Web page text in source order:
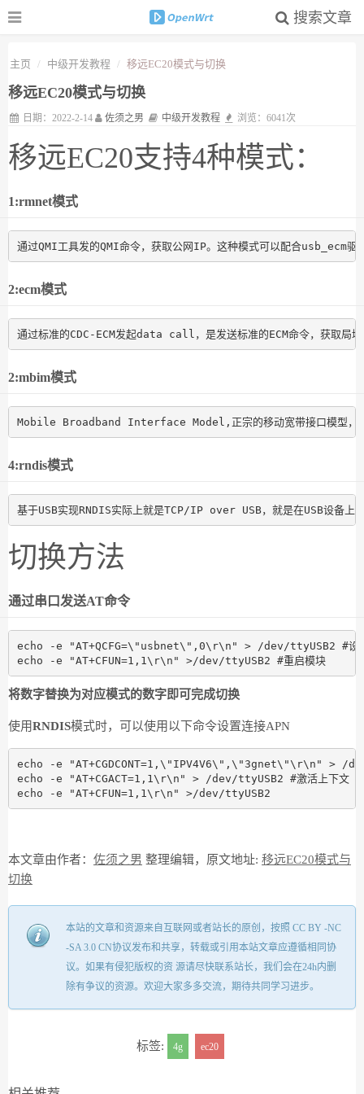
搜索文章
主页 中级开发教程 移远EC20模式与切换
移远EC20模式与切换
日期：2022-2-14 佐须之男 中级开发教程 浏览：6041次
移远EC20支持4种模式：
1:rmnet模式
通过QMI工具发的QMI命令，获取公网IP。这种模式可以配合usb_ecm
2:ecm模式
通过标准的CDC-ECM发起data call，是发送标准的ECM命令，获取
2:mbim模式
Mobile Broadband Interface Model,正宗的移动宽带接口模型，专
4:rndis模式
基于USB实现RNDIS实际上就是TCP/IP over USB，就是在USB设备
切换方法
通过串口发送AT命令
echo -e "AT+QCFG=\"usbnet\",0\r\n" > /dev/ttyUSB2 #设
echo -e "AT+CFUN=1,1\r\n" >/dev/ttyUSB2 #重启模块
将数字替换为对应模式的数字即可完成切换
使用RNDIS模式时，可以使用以下命令设置连接APN
echo -e "AT+CGDCONT=1,\"IPV4V6\",\"3gnet\"\r\n" > /
echo -e "AT+CGACT=1,1\r\n" > /dev/ttyUSB2 #激活上下文
echo -e "AT+CFUN=1,1\r\n" >/dev/ttyUSB2
本文章由作者： 佐须之男 整理编辑，原文地址: 移远EC20模式与
切换
本站的文章和资源来自互联网或者站长的原创，按照 CC BY -NC
-SA 3.0 CN协议发布和共享，转载或引用本站文章应遵循相同协
议。如果有侵犯版权的资 源请尽快联系站长，我们会在24h内删
除有争议的资源。欢迎大家多多交流，期待共同学习进步。
标签: 4g ec20